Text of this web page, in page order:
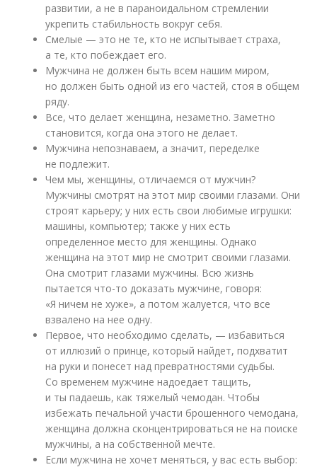
развитии, а не в параноидальном стремлении
укрепить стабильность вокруг себя.
Смелые — это не те, кто не испытывает страха,
а те, кто побеждает его.
Мужчина не должен быть всем нашим миром,
но должен быть одной из его частей, стоя в общем
ряду.
Все, что делает женщина, незаметно. Заметно
становится, когда она этого не делает.
Мужчина непознаваем, а значит, переделке
не подлежит.
Чем мы, женщины, отличаемся от мужчин?
Мужчины смотрят на этот мир своими глазами. Они
строят карьеру; у них есть свои любимые игрушки:
машины, компьютер; также у них есть
определенное место для женщины. Однако
женщина на этот мир не смотрит своими глазами.
Она смотрит глазами мужчины. Всю жизнь
пытается что-то доказать мужчине, говоря:
«Я ничем не хуже», а потом жалуется, что все
взвалено на нее одну.
Первое, что необходимо сделать, — избавиться
от иллюзий о принце, который найдет, подхватит
на руки и понесет над превратностями судьбы.
Со временем мужчине надоедает тащить,
и ты падаешь, как тяжелый чемодан. Чтобы
избежать печальной участи брошенного чемодана,
женщина должна сконцентрироваться не на поиске
мужчины, а на собственной мечте.
Если мужчина не хочет меняться, у вас есть выбор: